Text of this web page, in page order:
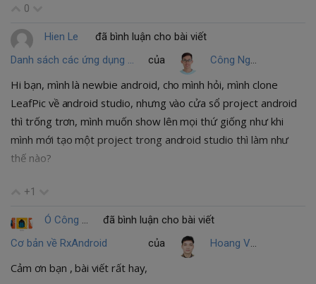
0
Hien Le
đã bình luận cho bài viết
Danh sách các ứng dụng Android mã nguồn mở tuyệt vời để tăng cường kỹ năng lập trình cho bạn
của Công Nguyễn Thành
Hi bạn, mình là newbie android, cho mình hỏi, mình clone
LeafPic về android studio, nhưng vào cửa sổ project android
thì trống trơn, mình muốn show lên mọi thứ giống như khi
mình mới tạo một project trong android studio thì làm như
thế nào?
+1
Ó Công Phan
đã bình luận cho bài viết
Cơ bản về RxAndroid
của Hoang Van Tuan
Cảm ơn bạn , bài viết rất hay,